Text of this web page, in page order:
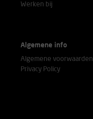
Werken bij
Algemene info
Algemene voorwaarden
Privacy Policy